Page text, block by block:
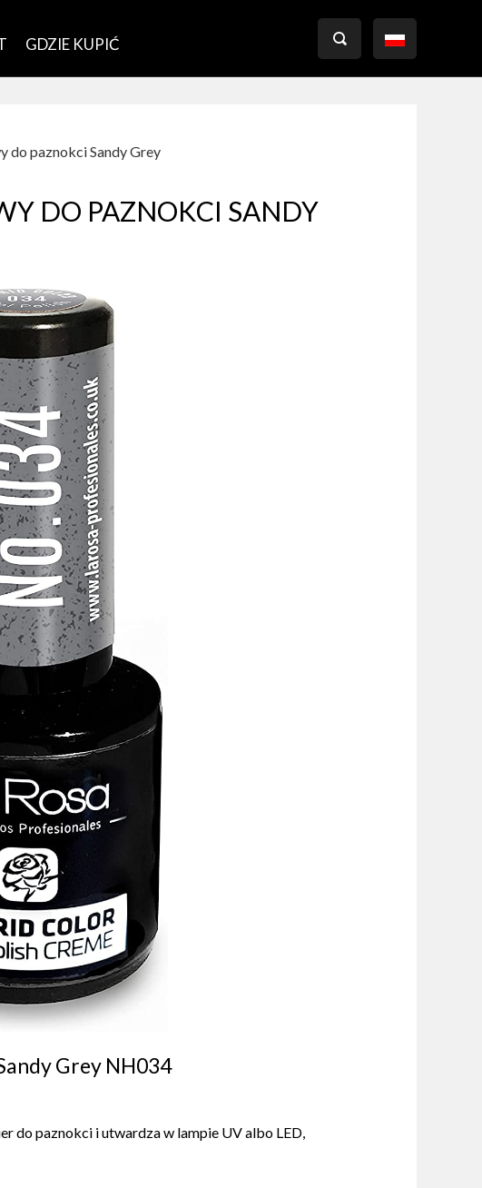
GDZIE KUPIĆ 
do paznokci Sandy Grey
DO PAZNOKCI SANDY
Grey NH034
do paznokci i utwardza w lampie UV albo LED,